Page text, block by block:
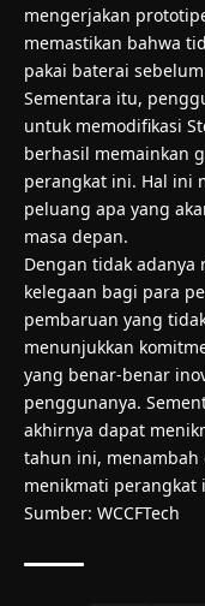
mengerjakan
memastikan bahwa
pakai baterai
Sementara itu,
untuk memodifikasi
berhasil memainkan
perangkat ini. Hal ini
peluang apa yang
masa depan.
Dengan tidak adanya
kelegaan bagi para
pembaruan yang
menunjukkan
yang benar-benar
penggunanya.
akhirnya dapat
tahun ini,
menikmati perangkat
Sumber: WCCFTech